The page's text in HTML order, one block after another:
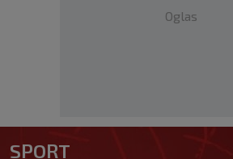
Oglas
SPORT